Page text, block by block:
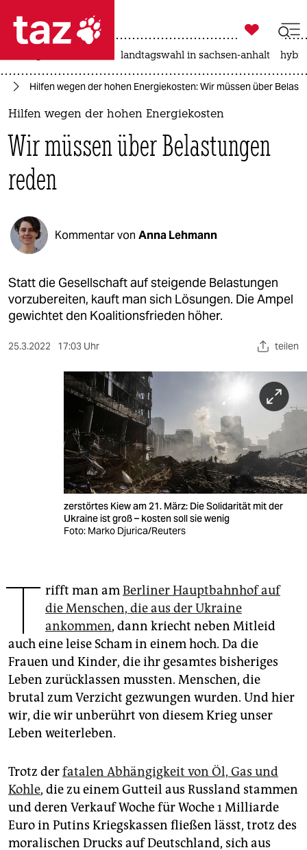
 taz zahl ich
taz zahl ich
politik
öko
gesellschaft
kultur
sport
berlin
nord
wahrheit
veranstaltungen
fragen & hilfe
unterstützen
genossenschaft
epaper login

taz zahl ich
landtagswahl in sachsen-anhalt
Hilfen wegen der hohen Energiekosten: Wir müssen über
Hilfen wegen der hohen Energiekosten
Wir müssen über Belastungen
reden
Kommentar von Anna Lehmann
Statt die Gesellschaft auf steigende Belastungen
vorzubereiten, kauft man sich Lösungen. Die Ampel
gewichtet den Koalitionsfrieden höher.
25.3.2022 17:03 Uhr teilen
zerstörtes Kiew am 21. März: Die Solidarität mit der
Ukraine ist groß – kosten soll sie wenig
Foto: Marko Djurica/Reuters
T rifft man amBerliner Hauptbahnhof auf
die Menschen, die aus der Ukraine
ankommen, dann kriecht neben Mitleid
auch eine leise Scham in einem hoch. Da die
Frauen und Kinder, die ihr gesamtes bisheriges
Leben zurücklassen mussten. Menschen, die
brutal zum Verzicht gezwungen wurden. Und hier
wir, die wir unberührt von diesem Krieg unser
Leben weiterleben.
Trotz derfatalen Abhängigkeit von Öl, Gas und
Kohle, die zu einem Gutteil aus Russland stammen
und deren Verkauf Woche für Woche 1 Milliarde
Euro in Putins Kriegskassen fließen lässt, trotz des
moralischen Drucks auf Deutschland, sich aus